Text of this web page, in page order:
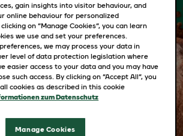
Könnens eines Jacobs
um ein so köstliches und
zu kreieren.
du ganze Bohnen,
die Intensität von Espresso
deine Tasse nach Belieben.
gain insights into visitor behaviour, and
online behaviour for personalized
on “Manage Cookies”, you can learn
we use and set your preferences.
we may process your data in
level of data protection legislation where
easier access to your data and you may have
such access. By clicking on “Accept All”, you
cookies as described in this cookie
zum Datenschutz
Manage Cookies